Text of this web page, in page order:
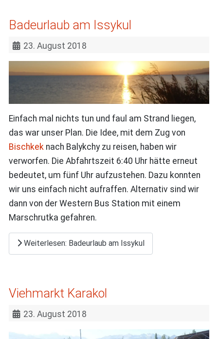
Badeurlaub am Issykul
23. August 2018
Einfach mal nichts tun und faul am Strand liegen,
das war unser Plan. Die Idee, mit dem Zug von
Bischkek nach Balykchy zu reisen, haben wir
verworfen. Die Abfahrtszeit 6:40 Uhr hätte erneut
bedeutet, um fünf Uhr aufzustehen. Dazu konnten
wir uns einfach nicht aufraffen. Alternativ sind wir
dann von der Western Bus Station mit einem
Marschrutka gefahren.
Weiterlesen: Badeurlaub am Issykul
Viehmarkt Karakol
23. August 2018